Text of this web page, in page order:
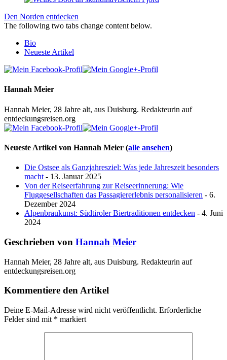
Den Norden entdecken
The following two tabs change content below.
Bio
Neueste Artikel
Hannah Meier
Hannah Meier, 28 Jahre alt, aus Duisburg. Redakteurin auf
entdeckungsreisen.org
Neueste Artikel von Hannah Meier (alle ansehen)
Die Ostsee als Ganzjahresziel: Was jede Jahreszeit besonders
macht - 13. Januar 2025
Von der Reiseerfahrung zur Reiseerinnerung: Wie
Fluggesellschaften das Passagiererlebnis personalisieren - 6.
Dezember 2024
Alpenbraukunst: Südtiroler Biertraditionen entdecken - 4. Juni
2024
Geschrieben von Hannah Meier
Hannah Meier, 28 Jahre alt, aus Duisburg. Redakteurin auf
entdeckungsreisen.org
Kommentiere den Artikel
Deine E-Mail-Adresse wird nicht veröffentlicht. Erforderliche
Felder sind mit * markiert